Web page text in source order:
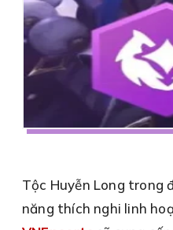
Tộc Huyễn Long trong
năng thích nghi linh